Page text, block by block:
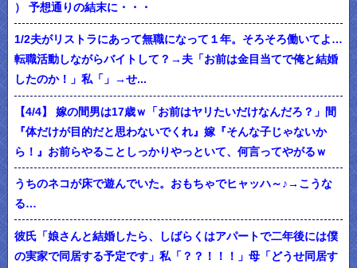
） 予想通りの結末に・・・
1/2夫がリストラにあって無職になって１年。そろそろ働いてよ…
転職活動しながらバイトして？→夫「お前は金目当てで俺と結婚
したのか！」私「」→せ...
【4/4】 嫁の間男は17歳ｗ「お前はヤリたいだけなんだろ？」間
『体だけが目的だと思わないでくれ』嫁『そんな子じゃないか
ら！』お前らやることしっかりやっといて、何言ってやがるｗ
うちのネコが床で遊んでいた。おもちゃでヒャッハ～♪→こうな
る…
彼氏「娘さんと結婚したら、しばらくはアパートで二年後には僕
の実家で同居する予定です」私「？？！！！」母「どうせ同居す